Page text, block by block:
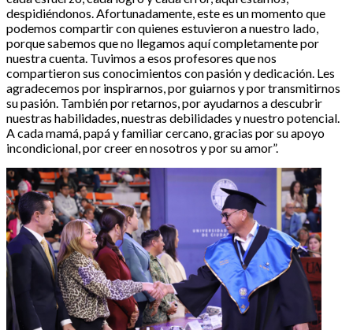
despidiéndonos. Afortunadamente, este es un momento que
podemos compartir con quienes estuvieron a nuestro lado,
porque sabemos que no llegamos aquí completamente por
nuestra cuenta. Tuvimos a esos profesores que nos
compartieron sus conocimientos con pasión y dedicación. Les
agradecemos por inspirarnos, por guiarnos y por transmitirnos
su pasión. También por retarnos, por ayudarnos a descubrir
nuestras habilidades, nuestras debilidades y nuestro potencial.
A cada mamá, papá y familiar cercano, gracias por su apoyo
incondicional, por creer en nosotros y por su amor”.